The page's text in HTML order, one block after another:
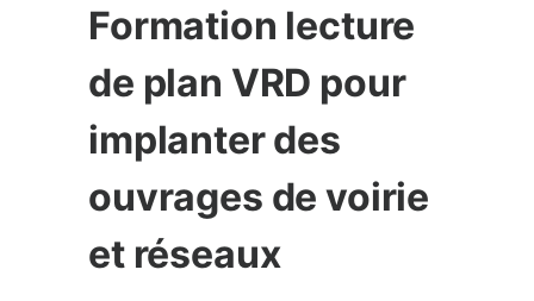
Formation lecture
de plan VRD pour
implanter des
ouvrages de voirie
et réseaux